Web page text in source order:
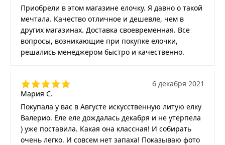
Приобрели в этом магазине елочку. Я давно о такой
мечтала. Качество отличное и дешевле, чем в
других магазинах. Доставка своевременная. Все
вопросы, возникающие при покупке елочки,
решались менеджером быстро и качественно.
Мария С.
6 декабря 2021
Покупала у вас в Августе искусственную литую елку
Валерио. Еле еле дождалась декабря и не утерпела
) уже поставила. Какая она классная! И собирать
очень легко. И совсем нет запаха! Показываю фото